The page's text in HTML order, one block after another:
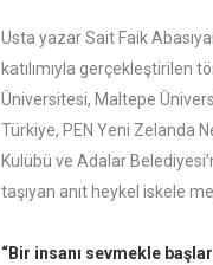
Usta yazar Sait Faik
katılımıyla gerçekleştirilen
Üniversitesi, Maltepe
Türkiye, PEN Yeni Zelanda
Kulübü ve Adalar
taşıyan anıt heykel iskele
“Bir insanı sevmekle